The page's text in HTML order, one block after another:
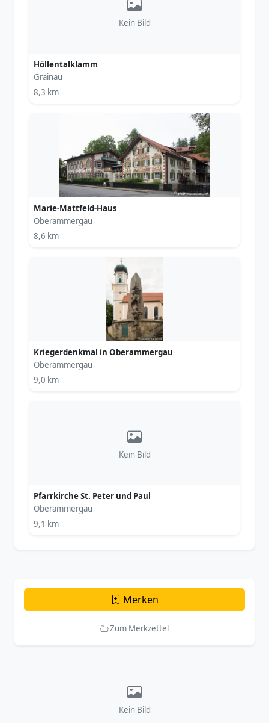
Kein Bild
Höllentalklamm
Grainau
8,3 km
Marie-Mattfeld-Haus
Oberammergau
8,6 km
Kriegerdenkmal in Oberammergau
Oberammergau
9,0 km
Kein Bild
Pfarrkirche St. Peter und Paul
Oberammergau
9,1 km
Merken
Zum Merkzettel
Kein Bild